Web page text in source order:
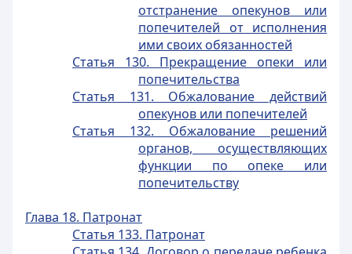
отстранение опекунов или
попечителей от исполнения
ими своих обязанностей
Статья 130. Прекращение опеки или
попечительства
Статья 131. Обжалование действий
опекунов или попечителей
Статья 132. Обжалование решений
органов, осуществляющих
функции по опеке или
попечительству
Глава 18. Патронат
Статья 133. Патронат